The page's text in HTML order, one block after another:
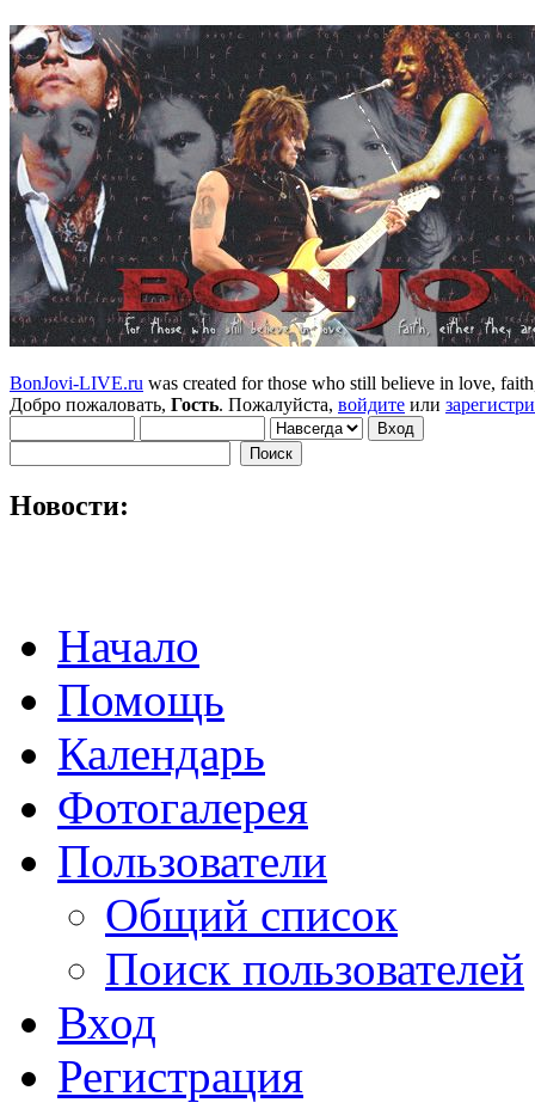
BonJovi-LIVE.ru was created for those who still believe in love,
Добро пожаловать, Гость. Пожалуйста, войдите или
Новости:
Начало
Помощь
Календарь
Фотогалерея
Пользователи
Общий список
Поиск пользователей
Вход
Регистрация